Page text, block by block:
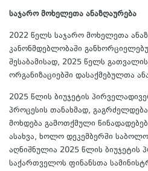
საჯარო მოხელეთა ანაზღაურება
2022 წელს საჯარო მოხელეთა
კანონმდებლობაში
შესაბამისად, 2025 წელს
ორგანიზაციებში დასაქმებულთა
2025 წლის ბიუჯეტის
პროცესის თანახმად,
მოხდება გამოთქმული
ასახვა, ხოლო დეკემბერში
აღნიშნულია 2025 წლის ბიუჯეტის
საქართველოს ფინანსთა